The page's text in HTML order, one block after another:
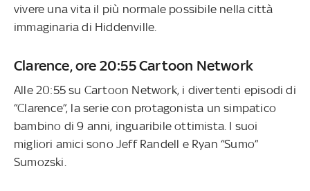
vivere una vita il più normale possibile nella città
immaginaria di Hiddenville.
Clarence, ore 20:55 Cartoon Network
Alle 20:55 su Cartoon Network, i divertenti episodi di
“Clarence”, la serie con protagonista un simpatico
bambino di 9 anni, inguaribile ottimista. I suoi
migliori amici sono Jeff Randell e Ryan “Sumo”
Sumozski.